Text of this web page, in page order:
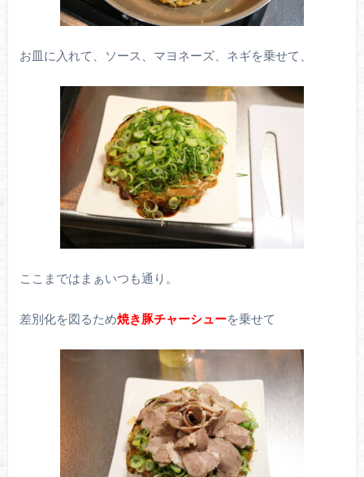
お皿に入れて、ソース、マヨネーズ、ネギを乗せて、
ここまではまぁいつも通り。
差別化を図るため焼き豚チャーシューを乗せて